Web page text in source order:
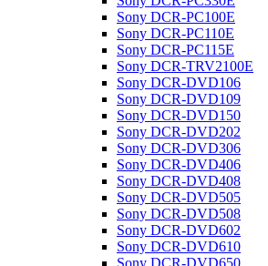
Sony DCR-PC100E
Sony DCR-PC110E
Sony DCR-PC115E
Sony DCR-TRV2100E
Sony DCR-DVD106
Sony DCR-DVD109
Sony DCR-DVD150
Sony DCR-DVD202
Sony DCR-DVD306
Sony DCR-DVD406
Sony DCR-DVD408
Sony DCR-DVD505
Sony DCR-DVD508
Sony DCR-DVD602
Sony DCR-DVD610
Sony DCR-DVD650